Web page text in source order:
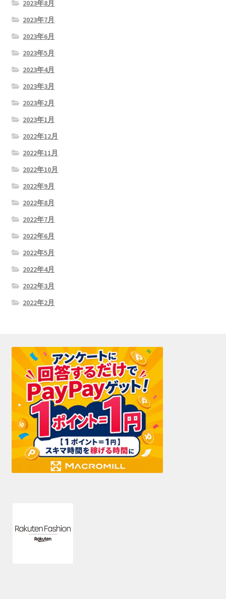
2023年8月
2023年7月
2023年6月
2023年5月
2023年4月
2023年3月
2023年2月
2023年1月
2022年12月
2022年11月
2022年10月
2022年9月
2022年8月
2022年7月
2022年6月
2022年5月
2022年4月
2022年3月
2022年2月